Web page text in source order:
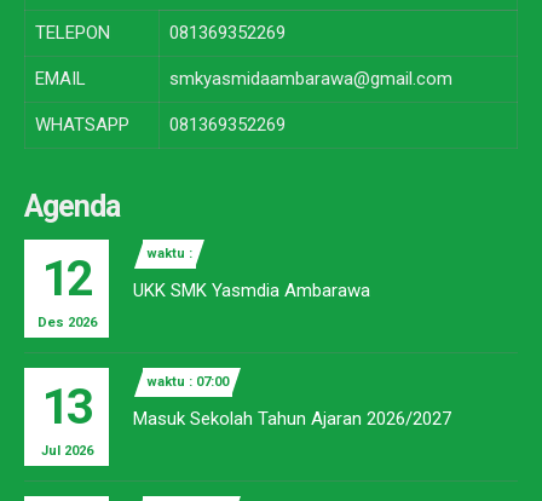
TELEPON 081369352269
EMAIL smkyasmidaambarawa@gmail.com
WHATSAPP 081369352269
Agenda
12
Des 2026
waktu :
UKK SMK Yasmdia Ambarawa
13
Jul 2026
waktu : 07:00
Masuk Sekolah Tahun Ajaran 2026/2027